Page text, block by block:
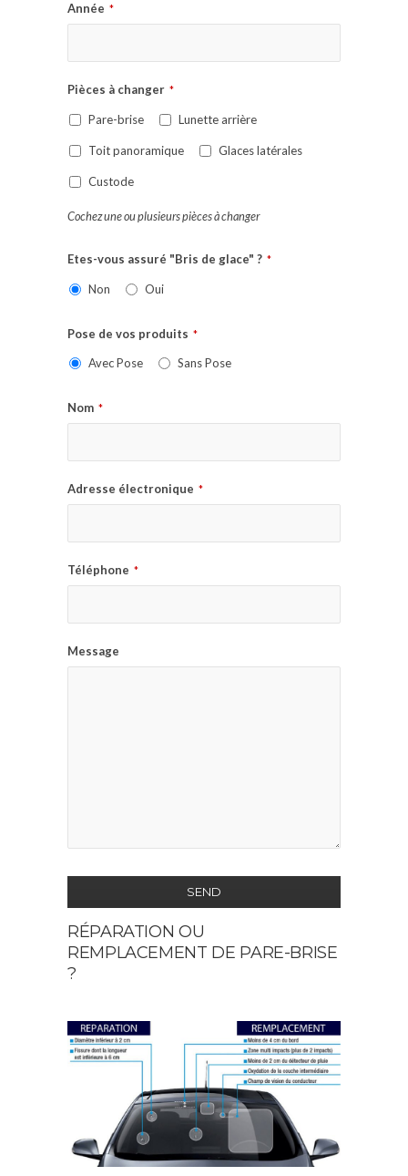
Année *
Pièces à changer *
Pare-brise Lunette arrière
Toit panoramique Glaces latérales
Custode
Cochez une ou plusieurs pièces à changer
Etes-vous assuré "Bris de glace" ? *
Non Oui
Pose de vos produits *
Avec Pose Sans Pose
Nom *
Adresse électronique *
Téléphone *
Message
SEND
This
field
should
left
blank
RÉPARATION OU
REMPLACEMENT DE PARE-BRISE
?